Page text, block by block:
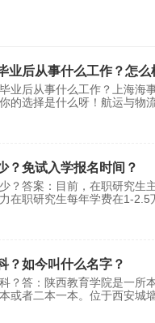
业后从事什么工作？怎么
业后从事什么工作？上海
的选择是什么呀！航运与物
？免试入学报名时间？
？答案：目前，在职研究
在职研究生每年学费在1-
？如今叫什么名字？
？答：陕西教育学院是一
或者二本一本。位于西安城